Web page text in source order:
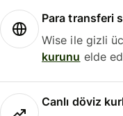
Para transferi
Wise ile gizli
kurunu elde
Canlı döviz